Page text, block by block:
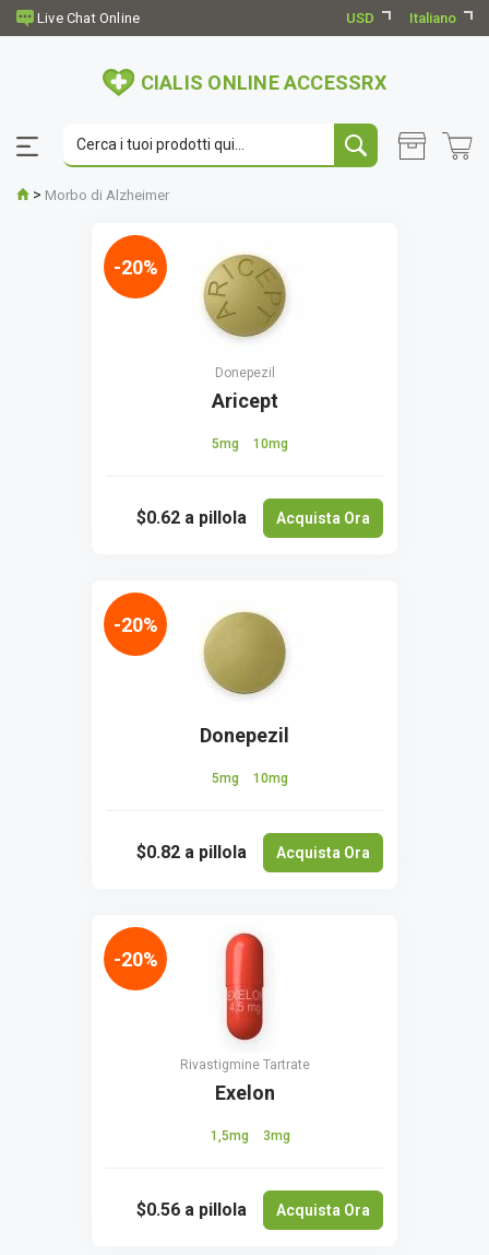
USD Italiano
CIALIS ONLINE ACCESSRX
> Morbo di Alzheimer
Donepezil
Aricept
5mg 10mg
$0.62 a pillola Acquista Ora
-20%
Donepezil
5mg 10mg
$0.82 a pillola Acquista Ora
-20%
Rivastigmine Tartrate
Exelon
1,5mg 3mg
$0.56 a pillola Acquista Ora
-20%